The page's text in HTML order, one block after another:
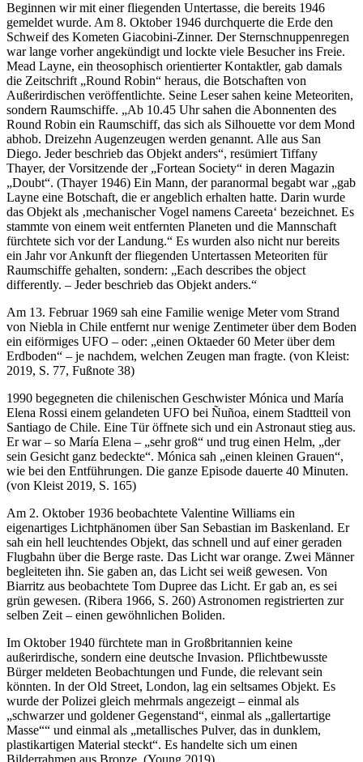
Beginnen wir mit einer fliegenden Untertasse, die bereits 1946
gemeldet wurde. Am 8. Oktober 1946 durchquerte die Erde den
Schweif des Kometen Giacobini-Zinner. Der Sternschnuppenregen
war lange vorher angekündigt und lockte viele Besucher ins Freie.
Mead Layne, ein theosophisch orientierter Kontaktler, gab damals
die Zeitschrift „Round Robin“ heraus, die Botschaften von
Außerirdischen veröffentlichte. Seine Leser sahen keine Meteoriten,
sondern Raumschiffe. „Ab 10.45 Uhr sahen die Abonnenten des
Round Robin ein Raumschiff, das sich als Silhouette vor dem Mond
abhob. Dreizehn Augenzeugen werden genannt. Alle aus San
Diego. Jeder beschrieb das Objekt anders“, resümiert Tiffany
Thayer, der Vorsitzende der „Fortean Society“ in deren Magazin
„Doubt“. (Thayer 1946) Ein Mann, der paranormal begabt war „gab
Layne eine Botschaft, die er angeblich erhalten hatte. Darin wurde
das Objekt als ‚mechanischer Vogel namens Careeta‘ bezeichnet. Es
stammte von einem weit entfernten Planeten und die Mannschaft
fürchtete sich vor der Landung.“ Es wurden also nicht nur bereits
ein Jahr vor Ankunft der fliegenden Untertassen Meteoriten für
Raumschiffe gehalten, sondern: „Each describes the object
differently. – Jeder beschrieb das Objekt anders.“
Am 13. Februar 1969 sah eine Familie wenige Meter vom Strand
von Niebla in Chile entfernt nur wenige Zentimeter über dem Boden
ein eiförmiges UFO – oder: „einen Oktaeder 60 Meter über dem
Erdboden“ – je nachdem, welchen Zeugen man fragte. (von Kleist:
2019, S. 77, Fußnote 38)
1990 begegneten die chilenischen Geschwister Mónica und María
Elena Rossi einem gelandeten UFO bei Ñuñoa, einem Stadtteil von
Santiago de Chile. Eine Tür öffnete sich und ein Astronaut stieg aus.
Er war – so María Elena – „sehr groß“ und trug einen Helm, „der
sein Gesicht ganz bedeckte“. Mónica sah „einen kleinen Grauen“,
wie bei den Entführungen. Die ganze Episode dauerte 40 Minuten.
(von Kleist 2019, S. 165)
Am 2. Oktober 1936 beobachtete Valentine Williams ein
eigenartiges Lichtphänomen über San Sebastian im Baskenland. Er
sah ein hell leuchtendes Objekt, das schnell und auf einer geraden
Flugbahn über die Berge raste. Das Licht war orange. Zwei Männer
begleiteten ihn. Sie gaben an, das Licht sei weiß gewesen. Von
Biarritz aus beobachtete Tom Dupree das Licht. Er gab an, es sei
grün gewesen. (Ribera 1966, S. 260) Astronomen registrierten zur
selben Zeit – einen gewöhnlichen Boliden.
Im Oktober 1940 fürchtete man in Großbritannien keine
außerirdische, sondern eine deutsche Invasion. Pflichtbewusste
Bürger meldeten Beobachtungen und Funde, die relevant sein
könnten. In der Old Street, London, lag ein seltsames Objekt. Es
wurde der Polizei gleich mehrmals angezeigt – einmal als
„schwarzer und goldener Gegenstand“, einmal als „gallertartige
Masse““ und einmal als „metallisches Pulver, das in dunklem,
plastikartigen Material steckt“. Es handelte sich um einen